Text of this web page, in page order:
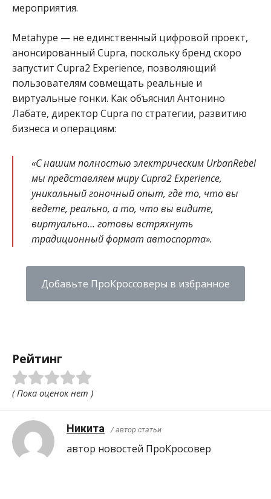
мероприятия.
Metahype — не единственный цифровой проект,
анонсированный Cupra, поскольку бренд скоро
запустит Cupra2 Experience, позволяющий
пользователям совмещать реальные и
виртуальные гонки. Как объяснил Антонино
Лабате, директор Cupra по стратегии, развитию
бизнеса и операциям:
«С нашим полностью электрическим UrbanRebel
мы представляем миру Cupra2 Experience,
уникальный гоночный опыт, где то, что вы
ведете, реально, а то, что вы видите,
виртуально… готовы встряхнуть
традиционный формат автоспорта».
Добавьте ПроКроссоверы в избранное
Рейтинг
( Пока оценок нет )
Никита / автор статьи
автор новостей ПроКросовер